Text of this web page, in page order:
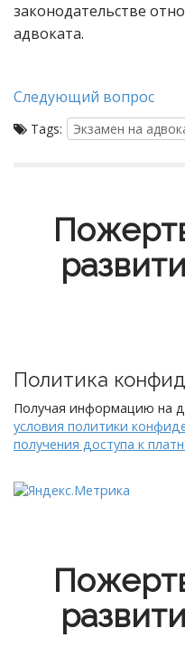
законодательстве
адвоката.
Следующий вопрос
Tags: Экзамен на
Политика
Получая информацию на
условия политики
получения доступа к